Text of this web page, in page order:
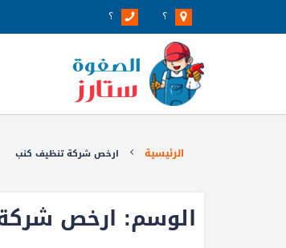
؟
الرئيسية ارخص شركة تنظيف كنب
الوسم: ارخص